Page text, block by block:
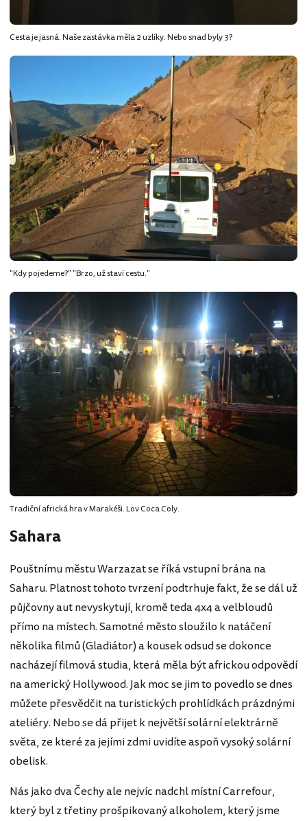
Cesta je jasná. Naše zastávka měla 2 uzlíky. Nebo snad byly 3?
"Kdy pojedeme?" "Brzo, už staví cestu."
Tradiční africká hra v Marakéši. Lov Coca Coly.
Sahara
Pouštnímu městu Warzazat se říká vstupní brána na
Saharu. Platnost tohoto tvrzení podtrhuje fakt, že se dál už
půjčovny aut nevyskytují, kromě teda 4x4 a velbloudů
přímo na místech. Samotné město sloužilo k natáčení
několika filmů (Gladiátor) a kousek odsud se dokonce
nacházejí filmová studia, která měla být africkou odpovědí
na americký Hollywood. Jak moc se jim to povedlo se dnes
můžete přesvědčit na turistických prohlídkách prázdnými
ateliéry. Nebo se dá přijet k největší solární elektrárně
světa, ze které za jejími zdmi uvidíte aspoň vysoký solární
obelisk.
Nás jako dva Čechy ale nejvíc nadchl místní Carrefour,
který byl z třetiny prošpikovaný alkoholem, který jsme